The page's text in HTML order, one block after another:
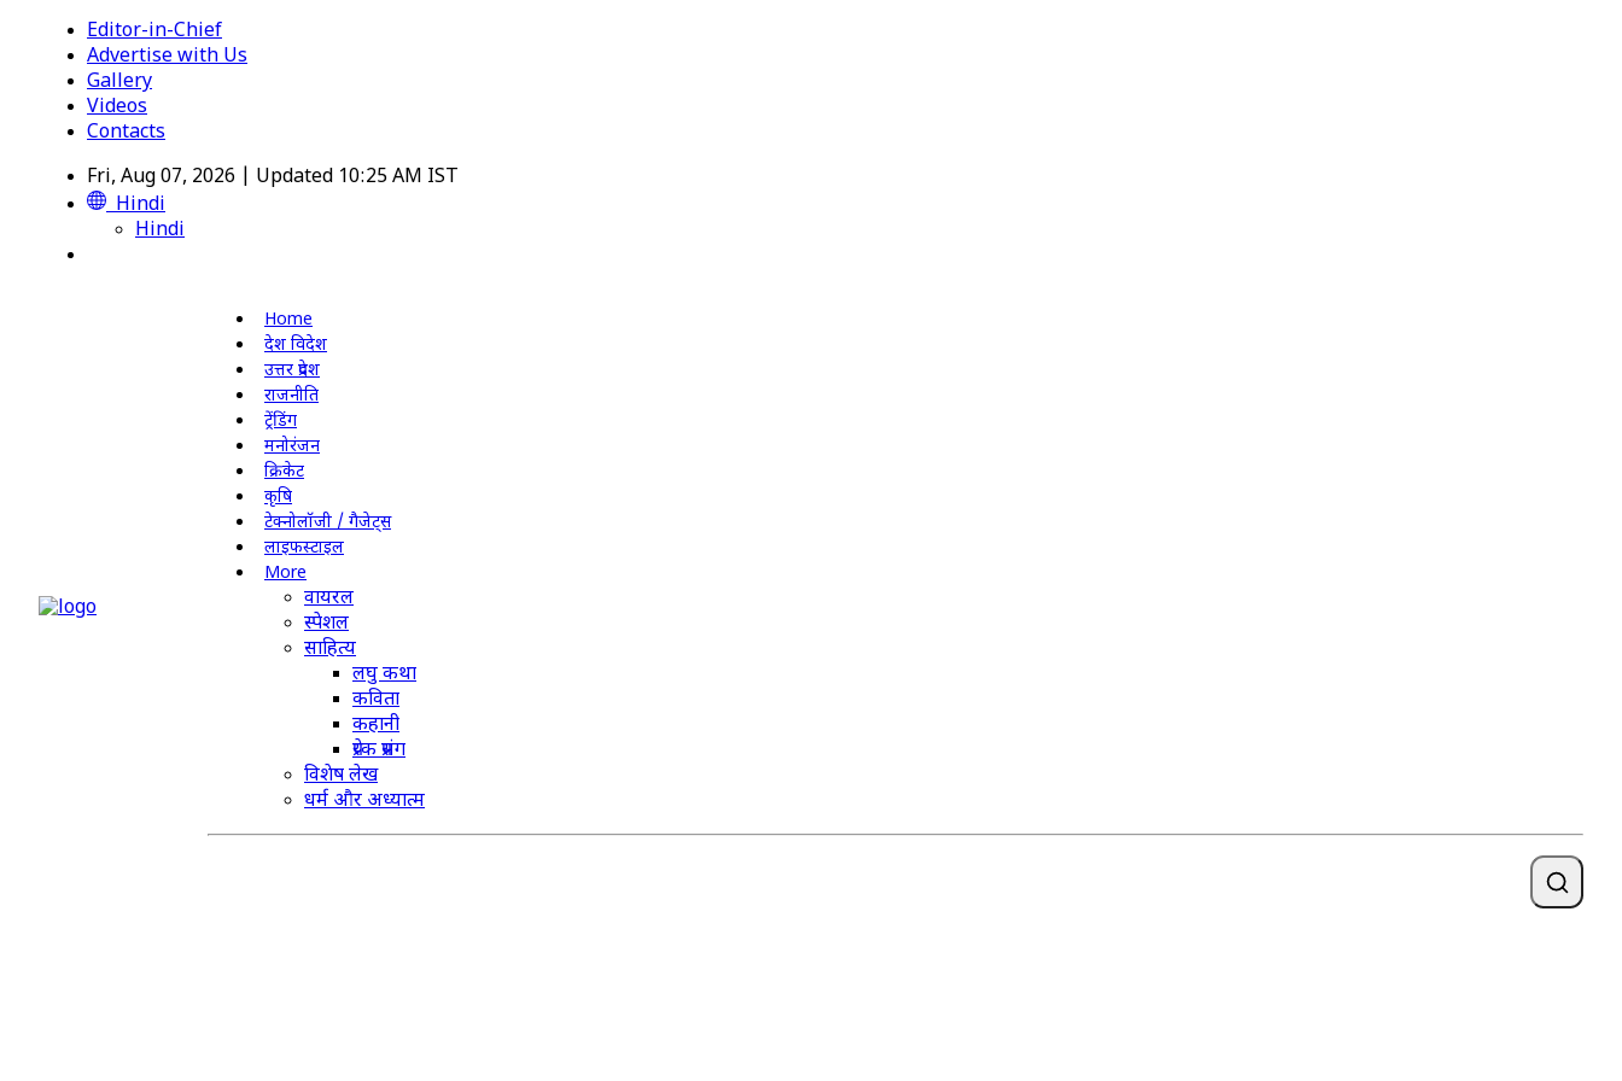
Editor-in-Chief
Advertise with Us
Gallery
Videos
Contacts
Fri, Aug 07, 2026 | Updated 10:25 AM IST
Hindi
Hindi
Home
देश विदेश
उत्तर प्रदेश
राजनीति
ट्रेंडिंग
मनोरंजन
क्रिकेट
कृषि
टेक्नोलॉजी / गैजेट्स
लाइफस्टाइल
More
वायरल
स्पेशल
साहित्य
लघु कथा
कविता
कहानी
प्रेरक प्रसंग
विशेष लेख
धर्म और अध्यात्म